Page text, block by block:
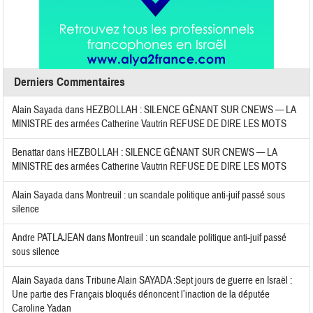
Derniers Commentaires
Alain Sayadadans HEZBOLLAH : SILENCE GÊNANT SUR CNEWS — LA
MINISTRE des armées Catherine Vautrin REFUSE DE DIRE LES MOTS
Benattardans HEZBOLLAH : SILENCE GÊNANT SUR CNEWS — LA
MINISTRE des armées Catherine Vautrin REFUSE DE DIRE LES MOTS
Alain Sayadadans Montreuil : un scandale politique anti-juif passé sous
silence
Andre PATLAJEAN dans Montreuil : un scandale politique anti-juif passé
sous silence
Alain SayadadansTribune Alain SAYADA :Sept jours de guerre en Israël :
Une partie des Français bloqués dénoncent l’inaction de la députée
Caroline Yadan